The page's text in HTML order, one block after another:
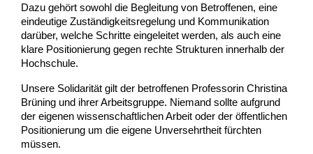
Dazu gehört sowohl die Begleitung von Betroffenen, eine
eindeutige Zuständigkeitsregelung und Kommunikation
darüber, welche Schritte eingeleitet werden, als auch eine
klare Positionierung gegen rechte Strukturen innerhalb der
Hochschule.
Unsere Solidarität gilt der betroffenen Professorin Christina
Brüning und ihrer Arbeitsgruppe. Niemand sollte aufgrund
der eigenen wissenschaftlichen Arbeit oder der öffentlichen
Positionierung um die eigene Unversehrtheit fürchten
müssen.